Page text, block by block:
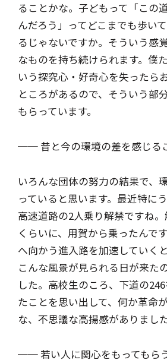
ることかな。子どもって「この
んだろう」ってどこまでも歩い
るじゃないですか。そういう感
なものを持ち続けられます。僕
いう探究心・好奇心を失ったら
ところがあるので、そういう部
もらっています。
── 昔と今の環境の差を感じる
いろんな団体の努力の結果で、
っていると思います。最近特に
高速道路の2人乗り解禁ですね
くらいに、用賀から乗ったんで
へ向かう進入路を加速していく
こんな風景が見られる日が来た
した。高校生のころ、下道の
たことを思い出して、何か革命
な、不思議な高揚感がありました
── 若い人に関心をもってもら